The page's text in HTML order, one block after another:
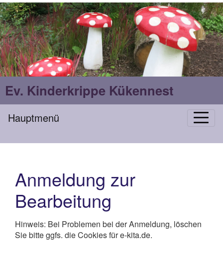
Ev. Kinderkrippe Kükennest
Hauptmenü
Anmeldung zur
Bearbeitung
Hinweis: Bei Problemen bei der Anmeldung, löschen
Sie bitte ggfs. die Cookies für e-kita.de.